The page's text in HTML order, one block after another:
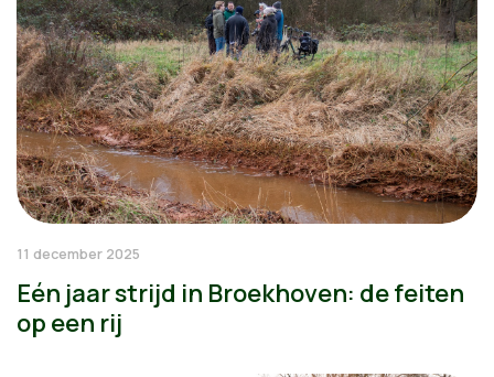
11 december 2025
Eén jaar strijd in Broekhoven: de feiten
op een rij